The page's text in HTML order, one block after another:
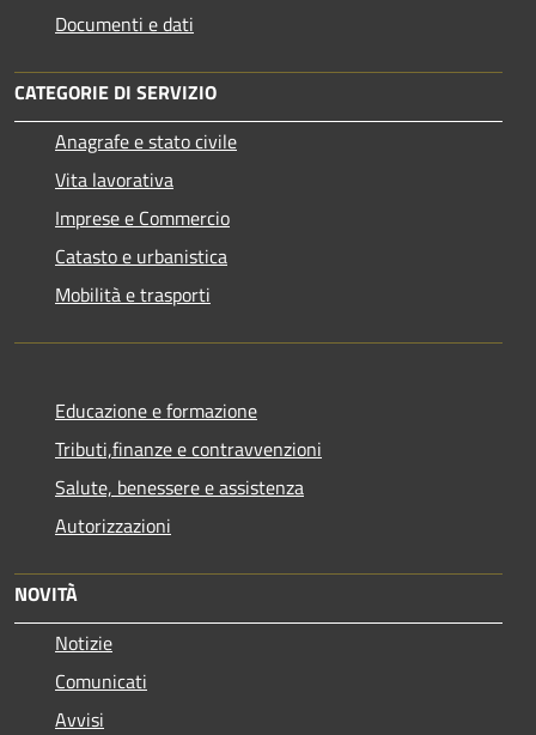
Documenti e dati
CATEGORIE DI SERVIZIO
Anagrafe e stato civile
Vita lavorativa
Imprese e Commercio
Catasto e urbanistica
Mobilità e trasporti
Educazione e formazione
Tributi,finanze e contravvenzioni
Salute, benessere e assistenza
Autorizzazioni
NOVITÀ
Notizie
Comunicati
Avvisi